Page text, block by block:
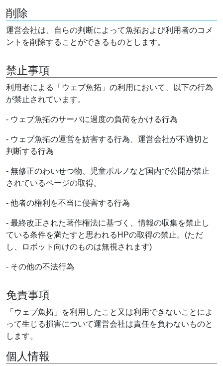
削除
運営会社は、自らの判断によって魚拓および利用者のコメ
ントを削除することができるものとします。
禁止事項
利用者による「ウェブ魚拓」の利用において、以下の行為
が禁止されています。
- ウェブ魚拓のサーバに過度の負荷をかける行為
- ウェブ魚拓の運営を妨害する行為、運営会社が不適切と
判断する行為
- 無修正のわいせつ物、児童ポルノなど国内で公開が禁止
されているページの取得。
- 他者の権利を不当に侵害する行為
- 最終改正された著作権法に基づく、情報の収集を禁止し
ている条件を満たすと思われるHPの取得の禁止。(ただ
し、ロボット向けのものは無視されます)
- その他の不法行為
免責事項
「ウェブ魚拓」を利用したこと又は利用できないことによ
って生じる損害について運営会社は責任を負わないものと
します。
個人情報